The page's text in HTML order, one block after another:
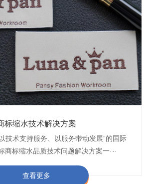
标抗染技术解决方案
家纺织商标印染织唛化工商标抗染品质
案定制专家,提供前处理,染色,印···
查看更多
带商标缩水技术解决方案
余载设计研发织唛印唛商标、织带织带商
问题解决方案一站式服务提供商,匠···
查看更多
服装色差技术解决方案
供纺织品印唛、织唛织造服装色差品质问
案一站式服务商,以其精湛的技术,科···
查看更多
纺织品商标固色剂
行业专业纺织品商标固色助剂,TJ-A622,TJ-
商标固色剂加···
查看更多
皮革湿摩擦增进剂
皮革商标湿摩擦增进助剂TJ-A6588,湿摩擦
工定制服务技术研究与应用,凭借丰···
查看更多